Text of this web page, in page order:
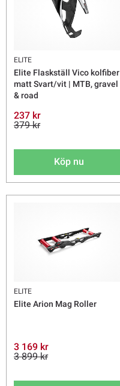
ELITE
Elite Flaskställ Vico kolfiber
matt Svart/vit | MTB, gravel
& road
237 kr
379 kr
Köp nu
ELITE
Elite Arion Mag Roller
3 169 kr
3 899 kr